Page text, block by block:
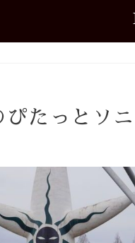
たっとソ